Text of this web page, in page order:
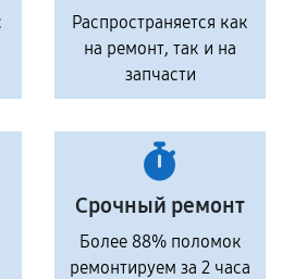
Распространяется как
на ремонт, так и на
запчасти
Срочный ремонт
Более 88% поломок
ремонтируем за 2 часа